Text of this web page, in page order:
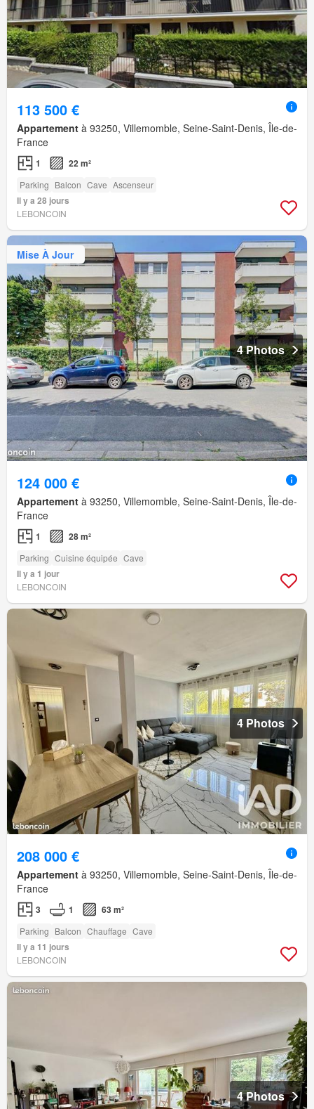
113 500 €
Appartement à 93250, Villemomble, Seine-Saint-Denis, Île-de-
France
1 22 m²
Parking Balcon Cave Ascenseur
Il y a 28 jours
LEBONCOIN
Mise À Jour
4 Photos
124 000 €
Appartement à 93250, Villemomble, Seine-Saint-Denis, Île-de-
France
1 28 m²
Parking Cuisine équipée Cave
Il y a 1 jour
LEBONCOIN
4 Photos
208 000 €
Appartement à 93250, Villemomble, Seine-Saint-Denis, Île-de-
France
3 1 63 m²
Parking Balcon Chauffage Cave
Il y a 11 jours
LEBONCOIN
4 Photos